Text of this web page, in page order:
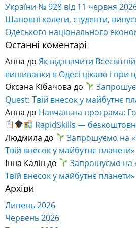
України № 928 від 11 червня
Шановні колеги, студенти,
Одеського національного
Останні коментарі
Анна до Як відзначити
вишиванки в Одесі цікаво і при
Оксана Кібачова до
Quest: Твій внесок у майбутнє
Анна до Навчальна програма:
RapidSkills —
Людмила до
Запрошуємо на
Твій внесок у майбутнє планети»
Інна Калін до
Запрошуємо на
Твій внесок у майбутнє планети»
Архіви
Липень 2026
Червень 2026